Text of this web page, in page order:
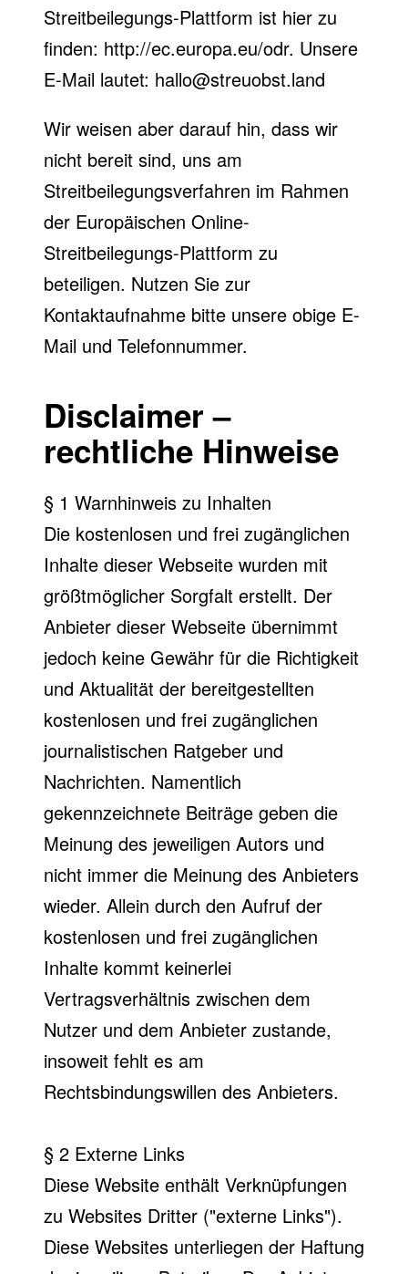
Streitbeilegungs-Plattform ist hier zu
finden: http://ec.europa.eu/odr. Unsere
E-Mail lautet: hallo@streuobst.land
Wir weisen aber darauf hin, dass wir
nicht bereit sind, uns am
Streitbeilegungsverfahren im Rahmen
der Europäischen Online-
Streitbeilegungs-Plattform zu
beteiligen. Nutzen Sie zur
Kontaktaufnahme bitte unsere obige E-
Mail und Telefonnummer.
Disclaimer –
rechtliche Hinweise
§ 1 Warnhinweis zu Inhalten
Die kostenlosen und frei zugänglichen
Inhalte dieser Webseite wurden mit
größtmöglicher Sorgfalt erstellt. Der
Anbieter dieser Webseite übernimmt
jedoch keine Gewähr für die Richtigkeit
und Aktualität der bereitgestellten
kostenlosen und frei zugänglichen
journalistischen Ratgeber und
Nachrichten. Namentlich
gekennzeichnete Beiträge geben die
Meinung des jeweiligen Autors und
nicht immer die Meinung des Anbieters
wieder. Allein durch den Aufruf der
kostenlosen und frei zugänglichen
Inhalte kommt keinerlei
Vertragsverhältnis zwischen dem
Nutzer und dem Anbieter zustande,
insoweit fehlt es am
Rechtsbindungswillen des Anbieters.
§ 2 Externe Links
Diese Website enthält Verknüpfungen
zu Websites Dritter ("externe Links").
Diese Websites unterliegen der Haftung